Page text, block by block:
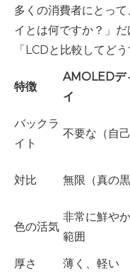
多くの消費者にとっ
イとは何ですか？」だ
「LCDと比較してどう
特徴
AMOLEDデ
イ
バックラ
イト
不要な（自己
対比 無限（真の黒
色の活気
非常に鮮や
範囲
厚さ
薄く、軽い